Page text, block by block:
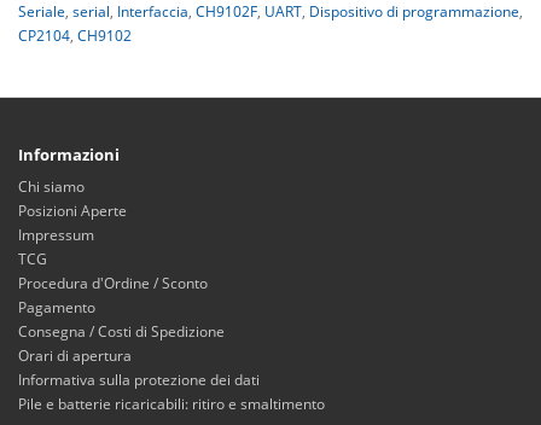
Seriale, serial, Interfaccia, CH9102F, UART, Dispositivo di programmazione,
CP2104, CH9102
Informazioni
Chi siamo
Posizioni Aperte
Impressum
TCG
Procedura d'Ordine / Sconto
Pagamento
Consegna / Costi di Spedizione
Orari di apertura
Informativa sulla protezione dei dati
Pile e batterie ricaricabili: ritiro e smaltimento